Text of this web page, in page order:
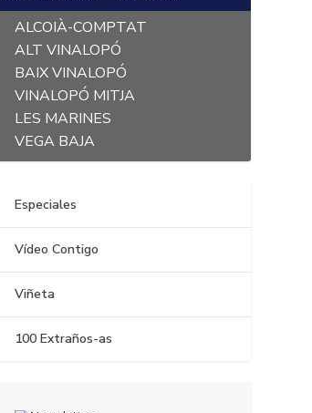
L´ALACANTÍ
ALCOIÀ-COMPTAT
ALT VINALOPÓ
BAIX VINALOPÓ
VINALOPÓ MITJA
LES MARINES
VEGA BAJA
Especiales
Vídeo Contigo
Viñeta
100 Extraños-as